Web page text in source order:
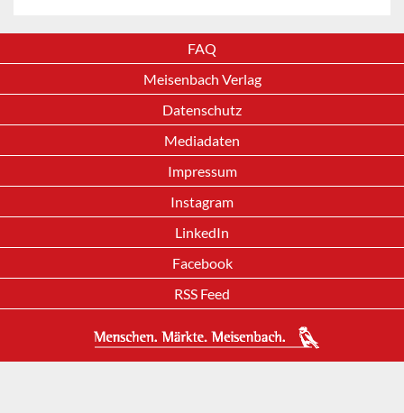
FAQ
Meisenbach Verlag
Datenschutz
Mediadaten
Impressum
Instagram
LinkedIn
Facebook
RSS Feed